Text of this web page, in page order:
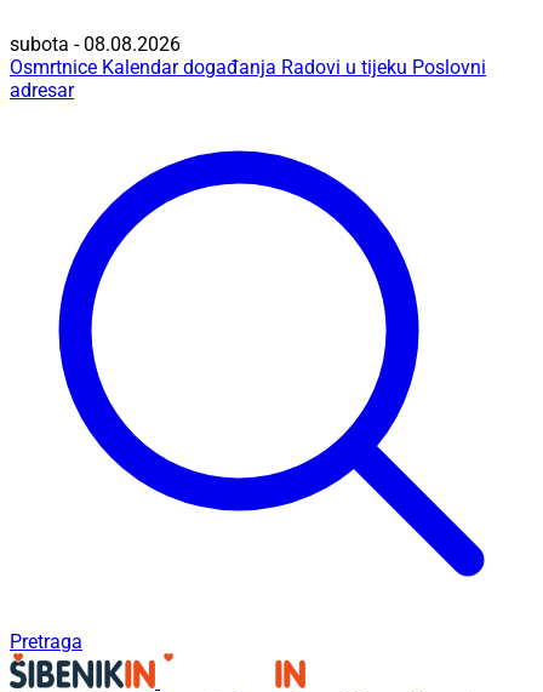
subota - 08.08.2026
Osmrtnice Kalendar događanja Radovi u tijeku Poslovni
adresar
Pretraga